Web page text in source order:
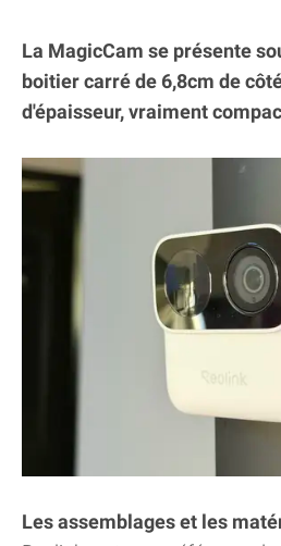
La MagicCam se présente
boitier carré de 6,8cm de
d'épaisseur, vraiment
Les assemblages et les